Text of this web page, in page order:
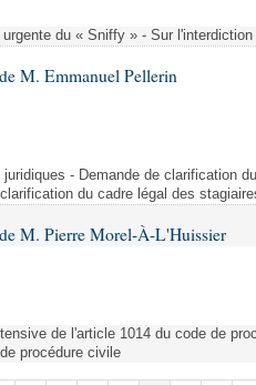
du « Sniffy » - Sur
M. Emmanuel Pellerin
- Demande de clarification
du cadre légal des
M. Pierre Morel-À-L'Huissier
de l'article 1014 du code de
procédure civile